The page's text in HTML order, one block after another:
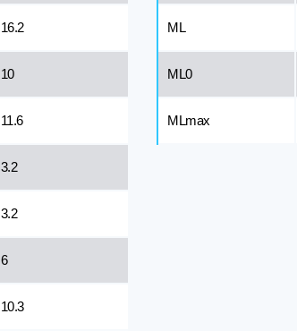
16.2
10
11.6
3.2
3.2
6
10.3
ML
ML0
MLmax